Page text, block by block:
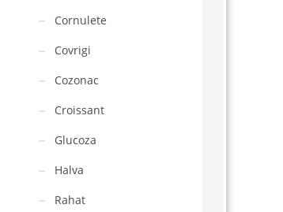
Cornulete
Covrigi
Cozonac
Croissant
Glucoza
Halva
Rahat